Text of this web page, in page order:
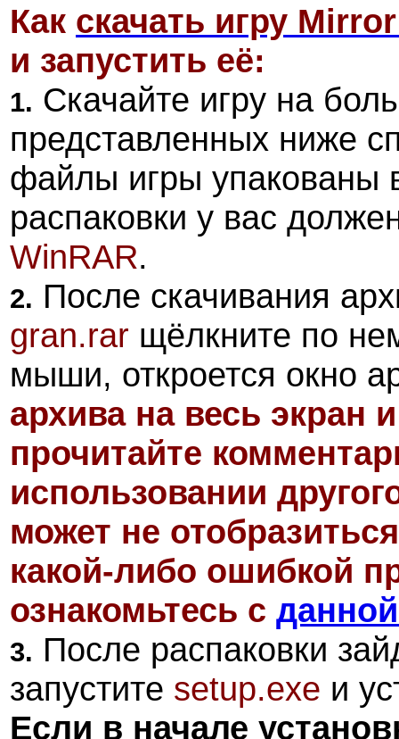
Как скачать игру
и запустить её:
1. Скачайте игру на
представленных ниже
файлы игры упакованы
распаковки у вас
WinRAR.
2. После скачивания
gran.rar щёлкните по
мыши, откроется окно
архива на весь экран
прочитайте
использовании
может не
какой-либо ошибкой
ознакомьтесь с
3. После распаковки
запустите setup.exe и
Если в начале